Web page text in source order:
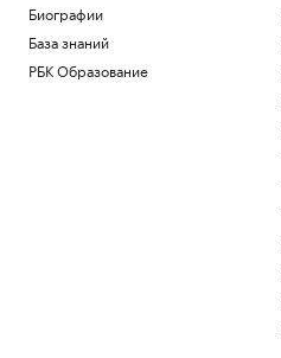
Биографии
База знаний
РБК Образование